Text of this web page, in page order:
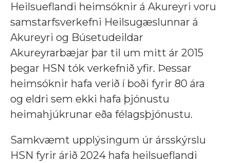
Heilsueflandi heimsóknir á Akureyri voru
samstarfsverkefni Heilsugæslunnar á
Akureyri og Búsetudeildar
Akureyrarbæjar þar til um mitt ár 2015
þegar HSN tók verkefnið yfir. Þessar
heimsóknir hafa verið í boði fyrir 80 ára
og eldri sem ekki hafa þjónustu
heimahjúkrunar eða félagsþjónustu.
Samkvæmt upplýsingum úr ársskýrslu
HSN fyrir árið 2024 hafa heilsueflandi